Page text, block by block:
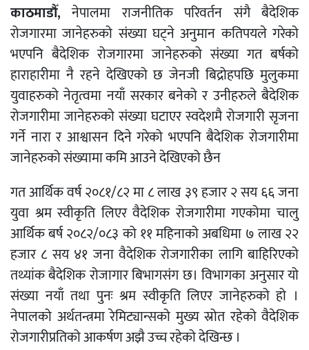
काठमाडौँ, नेपालमा राजनीतिक परिवर्तन संगै बैदेशिक
रोजगारमा जानेहरुको संख्या घट्ने अनुमान कतिपयले गरेको
भएपनि बैदेशिक रोजगारमा जानेहरुको संख्या गत बर्षको
हाराहारीमा नै रहने देखिएको छ जेनजी बिद्रोहपछि मुलुकमा
युवाहरुको नेतृत्वमा नयाँ सरकार बनेको र उनीहरुले बैदेशिक
रोजगारीमा जानेहरुको संख्या घटाएर स्वदेशमै रोजगारी सृजना
गर्ने नारा र आश्वासन दिने गरेको भएपनि बैदेशिक रोजगारीमा
जानेहरुको संख्यामा कमि आउने देखिएको छैन
गत आर्थिक वर्ष २०८१/८२ मा ८ लाख ३९ हजार २ सय ६६ जना
युवा श्रम स्वीकृति लिएर वैदेशिक रोजगारीमा गएकोमा चालु
आर्थिक बर्ष २०८२/०८३ को ११ महिनाको अबधिमा ७ लाख २२
हजार ८ सय ४१ जना वैदेशिक रोजगारीका लागि बाहिरिएको
तथ्यांक बैदेशिक रोजागार बिभागसंग छ। विभागका अनुसार यो
संख्या नयाँ तथा पुनः श्रम स्वीकृति लिएर जानेहरुको हो ।
नेपालको अर्थतन्त्रमा रेमिट्यान्सको मुख्य स्रोत रहेको वैदेशिक
रोजगारीप्रतिको आकर्षण अझै उच्च रहेको देखिन्छ ।